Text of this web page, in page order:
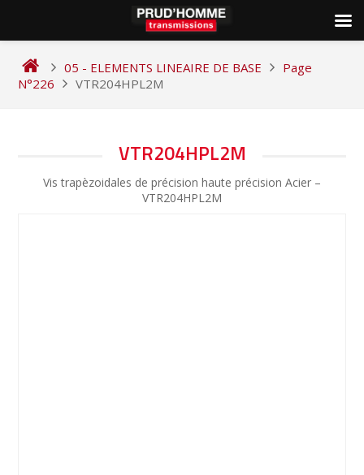
content
05 - ELEMENTS LINEAIRE DE BASE
Page
N°226
VTR204HPL2M
VTR204HPL2M
Vis trapèzoidales de précision haute précision Acier –
VTR204HPL2M